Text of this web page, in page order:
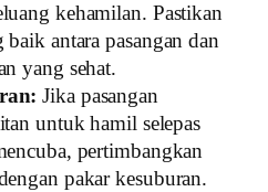
kehamilan. Pastikan
antara pasangan dan
yang sehat.
Jika pasangan
untuk hamil selepas
pertimbangkan
pakar kesuburan.